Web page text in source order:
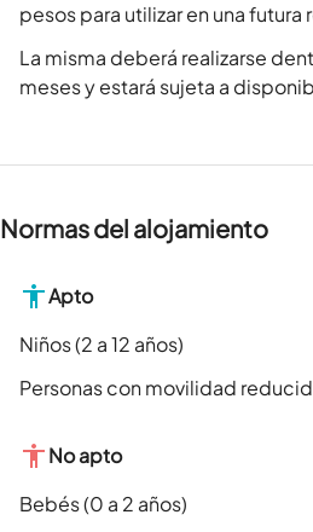
pesos para utilizar en una futura
La misma deberá realizarse
meses y estará sujeta a
Normas del alojamiento
Apto
Niños (2 a 12 años)
Personas con movilidad
No apto
Bebés (0 a 2 años)